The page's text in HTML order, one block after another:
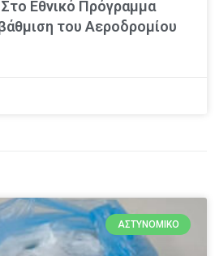
Εθνικό Πρόγραμμα
του Αεροδρομίου
ΑΣΤΥΝΟΜΙΚΌ